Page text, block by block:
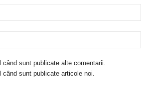
când sunt publicate alte comentarii.
când sunt publicate articole noi.